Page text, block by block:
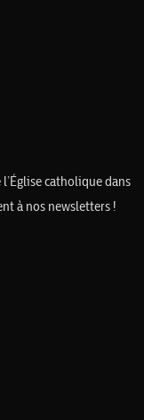
catholique dans
à nos newsletters !